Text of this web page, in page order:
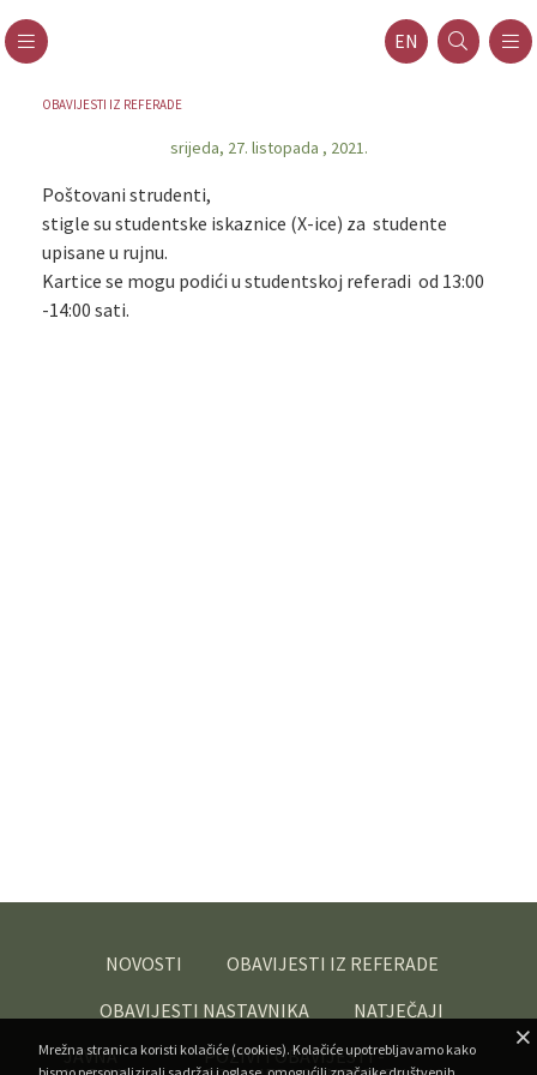
EN
OBAVIJESTI IZ REFERADE
srijeda, 27. listopada , 2021.
Poštovani strudenti,
stigle su studentske iskaznice (X-ice) za studente
upisane u rujnu.
Kartice se mogu podići u studentskoj referadi od 13:00
-14:00 sati.
NOVOSTI
OBAVIJESTI IZ REFERADE
OBAVIJESTI NASTAVNIKA
NATJEČAJI
JAVNA
POZIVI I OBAVIJESTI -
Mrežna stranica koristi kolačiće (cookies). Kolačiće upotrebljavamo kako